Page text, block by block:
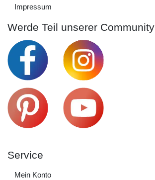
Impressum
Werde Teil unserer Community
Service
Mein Konto